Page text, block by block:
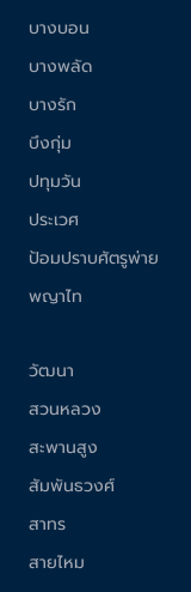
บางบอน
บางพลัด
บางรัก
บึงกุ่ม
ปทุมวัน
ประเวศ
ป้อมปราบศัตรูพ่าย
พญาไท
วัฒนา
สวนหลวง
สะพานสูง
สัมพันธวงศ์
สาทร
สายไหม